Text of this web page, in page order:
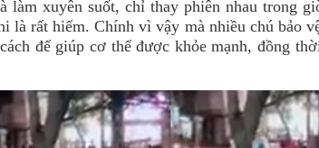
làm xuyên suốt, chỉ thay phiên nhau trong
là rất hiếm. Chính vì vậy mà nhiều chú bảo
để giúp cơ thể được khỏe mạnh, đồng